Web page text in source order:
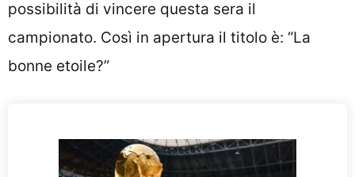
possibilità di vincere questa sera il
campionato. Così in apertura il titolo è: “La
bonne etoile?”